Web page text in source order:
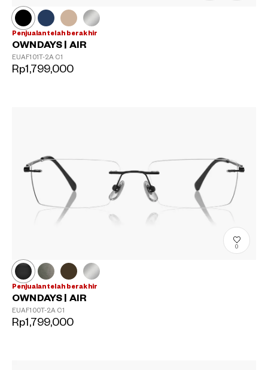
Penjualan telah berakhir
OWNDAYS | AIR
EUAF101T-2A C1
Rp1,799,000
0
Penjualan telah berakhir
OWNDAYS | AIR
EUAF100T-2A C1
Rp1,799,000